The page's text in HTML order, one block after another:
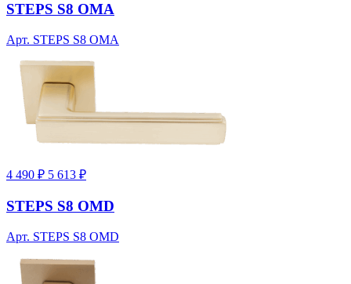
STEPS S8 OMA
Арт. STEPS S8 OMA
4 490 ₽ 5 613 ₽
STEPS S8 OMD
Арт. STEPS S8 OMD